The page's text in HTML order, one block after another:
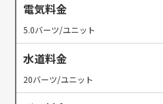
電気料金
5.0バーツ/ユニット
水道料金
20バーツ/ユニット